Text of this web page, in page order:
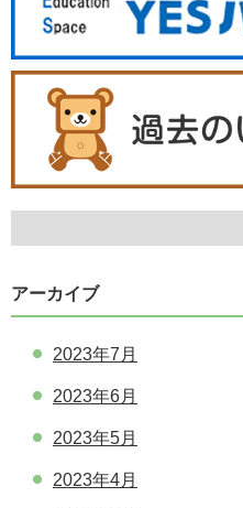
アーカイブ
2023年7月
2023年6月
2023年5月
2023年4月